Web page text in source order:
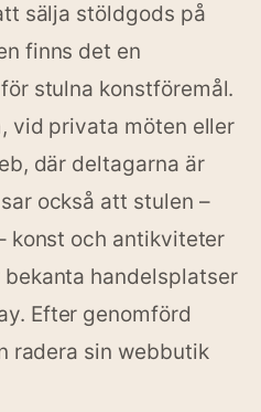
sälja stöldgods på
finns det en
stulna konstföremål.
vid privata möten eller
där deltagarna är
också att stulen –
konst och antikviteter
handelsplatser
Efter genomförd
radera sin webbutik